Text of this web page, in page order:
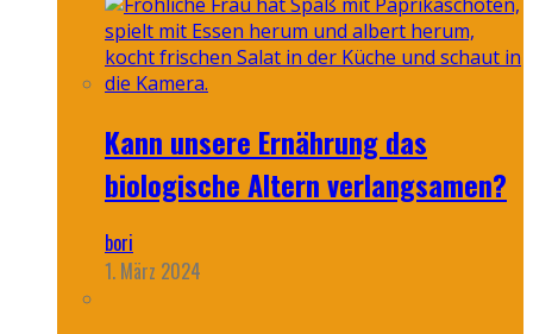
Kann unsere Ernährung das
biologische Altern verlangsamen?
bori
1. März 2024